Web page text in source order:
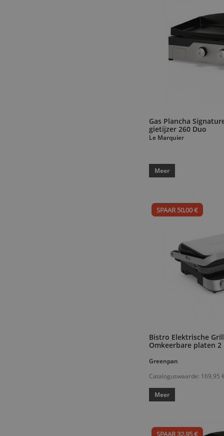
Gas Plancha
gietijzer 260 Duo
Le Marquier
Meer
SPAAR 50,00 €
Bistro Elektrische
Omkeerbare platen 2
Greenpan
Cataloguswaarde: 169,95
Meer
SPAAR 32,95 €